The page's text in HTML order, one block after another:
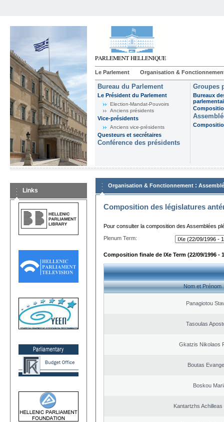
Le Parlement Organisation &
Bureau du Parlement
Le Président du Parlement
Election-Mandat-Pouvoirs
Anciens présidents
Vice-présidents
Anciens vice-présidents
Questeurs et secrétaires
Conférence des présidents
Groupes
Bureaux
Links
Organisation & Fonctionnement :
Composition des législatures
Pour consulter la composition des Assemblées
Plenum Term:
Composition finale de IXe Term (22/09/1996 -
Nom et Prénom
Panagiotou
Tasoulas
Gkatzis Nikolaos
Boutas
Boskou
Kantartzhs Achilleas